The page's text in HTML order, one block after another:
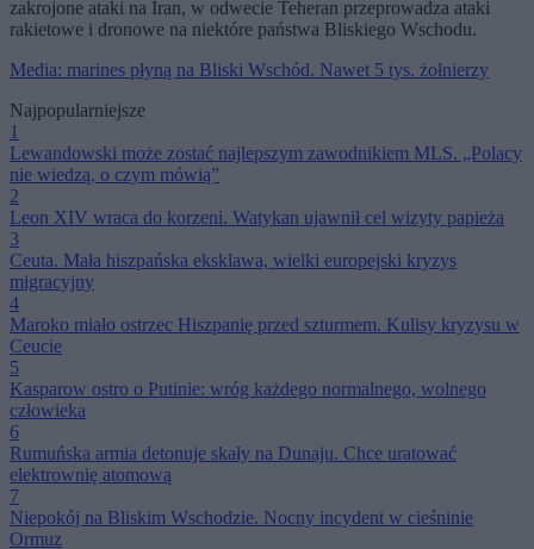
zakrojone ataki na Iran, w odwecie Teheran przeprowadza ataki
rakietowe i dronowe na niektóre państwa Bliskiego Wschodu.
Media: marines płyną na Bliski Wschód. Nawet 5 tys. żołnierzy
Najpopularniejsze
1
Lewandowski może zostać najlepszym zawodnikiem MLS. „Polacy
nie wiedzą, o czym mówią”
2
Leon XIV wraca do korzeni. Watykan ujawnił cel wizyty papieża
3
Ceuta. Mała hiszpańska eksklawa, wielki europejski kryzys
migracyjny
4
Maroko miało ostrzec Hiszpanię przed szturmem. Kulisy kryzysu w
Ceucie
5
Kasparow ostro o Putinie: wróg każdego normalnego, wolnego
człowieka
6
Rumuńska armia detonuje skały na Dunaju. Chce uratować
elektrownię atomową
7
Niepokój na Bliskim Wschodzie. Nocny incydent w cieśninie
Ormuz